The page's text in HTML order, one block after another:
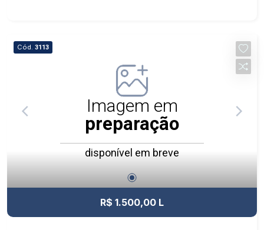
Cód. 3113
Imagem em
preparação
disponível em breve
R$ 1.500,00 L